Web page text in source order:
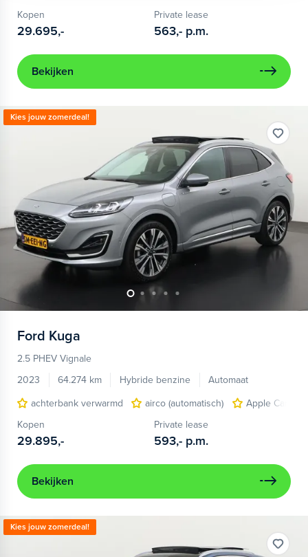
Kopen
29.695,-
Private lease
563,- p.m.
Bekijken
Kies jouw zomerdeal!
Ford Kuga
2.5 PHEV Vignale
2023
64.274 km Hybride benzine
Automaat
achterbank verwarmd
airco (automatisch)
Apple
Kopen
29.895,-
Private lease
593,- p.m.
Bekijken
Kies jouw zomerdeal!